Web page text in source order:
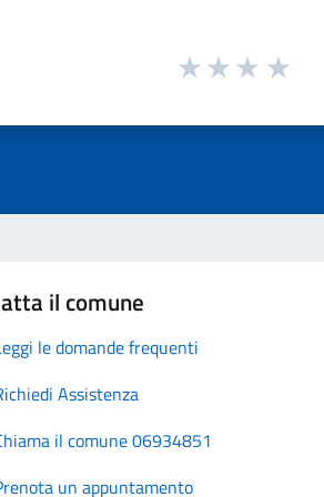
il comune
le domande frequenti
Assistenza
il comune 06934851
un appuntamento